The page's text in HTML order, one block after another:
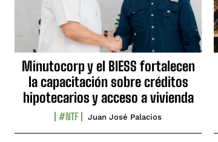
Minutocorp y el BIESS fortalecen
la capacitación sobre créditos
hipotecarios y acceso a vivienda
#NTF Juan José Palacios